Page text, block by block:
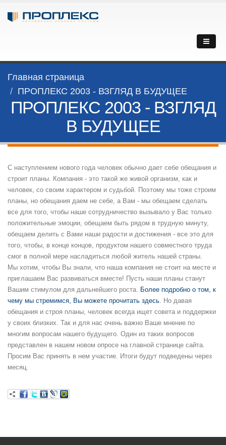
Главная страница
ПРОПЛЕКС 2003 - ВЗГЛЯД В БУДУЩЕЕ
ПРОПЛЕКС 2003 - ВЗГЛЯД
В БУДУЩЕЕ
С наступлением нового года человек обычно дает себе обещания и
строит планы. Компания - это такой же живой организм, как и
человек, со своим характером и судьбой. Поэтому мы тоже строим
планы, но обещания даем не себе, а Вам - мы обещаем сделать
все для того, чтобы наше сотрудничество вызывало у Вас только
положительные эмоции, обещаем быть рядом в трудную минуту,
обещаем делить с Вами наши радости и достижения - все это для
того, чтобы, в конце концов, продуктом нашего совместного труда
смог в полной мере насладиться любой житель нашей страны.
Мы хотим, чтобы Вы знали, что наша компания не стоит на месте и
приглашаем Вас развиваться вместе! Пусть наши планы станут
Вашим стимулом для дальнейшего роста. Более подробно о том, к
чему мы стремимся, Вы можете прочитать здесь. Но давая
обещания и строя планы, человек всегда ищет совета и поддержки
у своих близких. Так и для нас очень важно Ваше мнение по
многим вопросам нашего будущего. Один из таких вопросов
представлен в нашем новом опросе на главной странице сайта.
Просим Вас принять в нем участие. Итоги будут подведены через
месяц.